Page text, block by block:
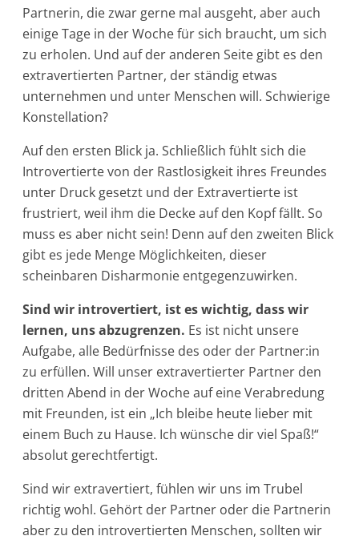
Partnerin, die zwar gerne mal ausgeht, aber auch
einige Tage in der Woche für sich braucht, um sich
zu erholen. Und auf der anderen Seite gibt es den
extravertierten Partner, der ständig etwas
unternehmen und unter Menschen will. Schwierige
Konstellation?
Auf den ersten Blick ja. Schließlich fühlt sich die
Introvertierte von der Rastlosigkeit ihres Freundes
unter Druck gesetzt und der Extravertierte ist
frustriert, weil ihm die Decke auf den Kopf fällt. So
muss es aber nicht sein! Denn auf den zweiten Blick
gibt es jede Menge Möglichkeiten, dieser
scheinbaren Disharmonie entgegenzuwirken.
Sind wir introvertiert, ist es wichtig, dass wir
lernen, uns abzugrenzen. Es ist nicht unsere
Aufgabe, alle Bedürfnisse des oder der Partner:in
zu erfüllen. Will unser extravertierter Partner den
dritten Abend in der Woche auf eine Verabredung
mit Freunden, ist ein „Ich bleibe heute lieber mit
einem Buch zu Hause. Ich wünsche dir viel Spaß!“
absolut gerechtfertigt.
Sind wir extravertiert, fühlen wir uns im Trubel
richtig wohl. Gehört der Partner oder die Partnerin
aber zu den introvertierten Menschen, sollten wir